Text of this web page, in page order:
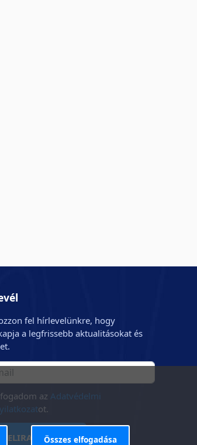
fel hírlevelünkre, hogy
a legfrissebb aktualitásokat és
az Adatvédelmi
ot.
FELIRATKOZÁSÖsszes elfogadása